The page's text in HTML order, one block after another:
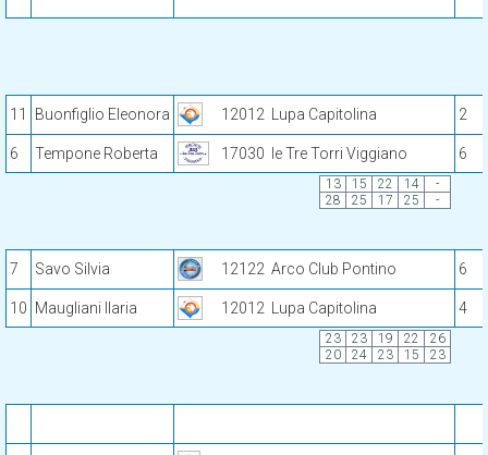
11 Buonfiglio Eleonora 12012 Lupa Capitolina 2
6 Tempone Roberta 17030 le Tre Torri Viggiano 6
13 15 22 14
-
28
25 17 25 -
7 Savo Silvia 12122 Arco Club Pontino 6
10 Maugliani Ilaria 12012 Lupa Capitolina 4
23 23 19 22
26
20
24 23 15 23